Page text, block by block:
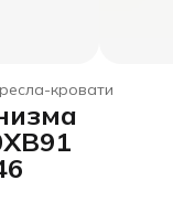
кровати